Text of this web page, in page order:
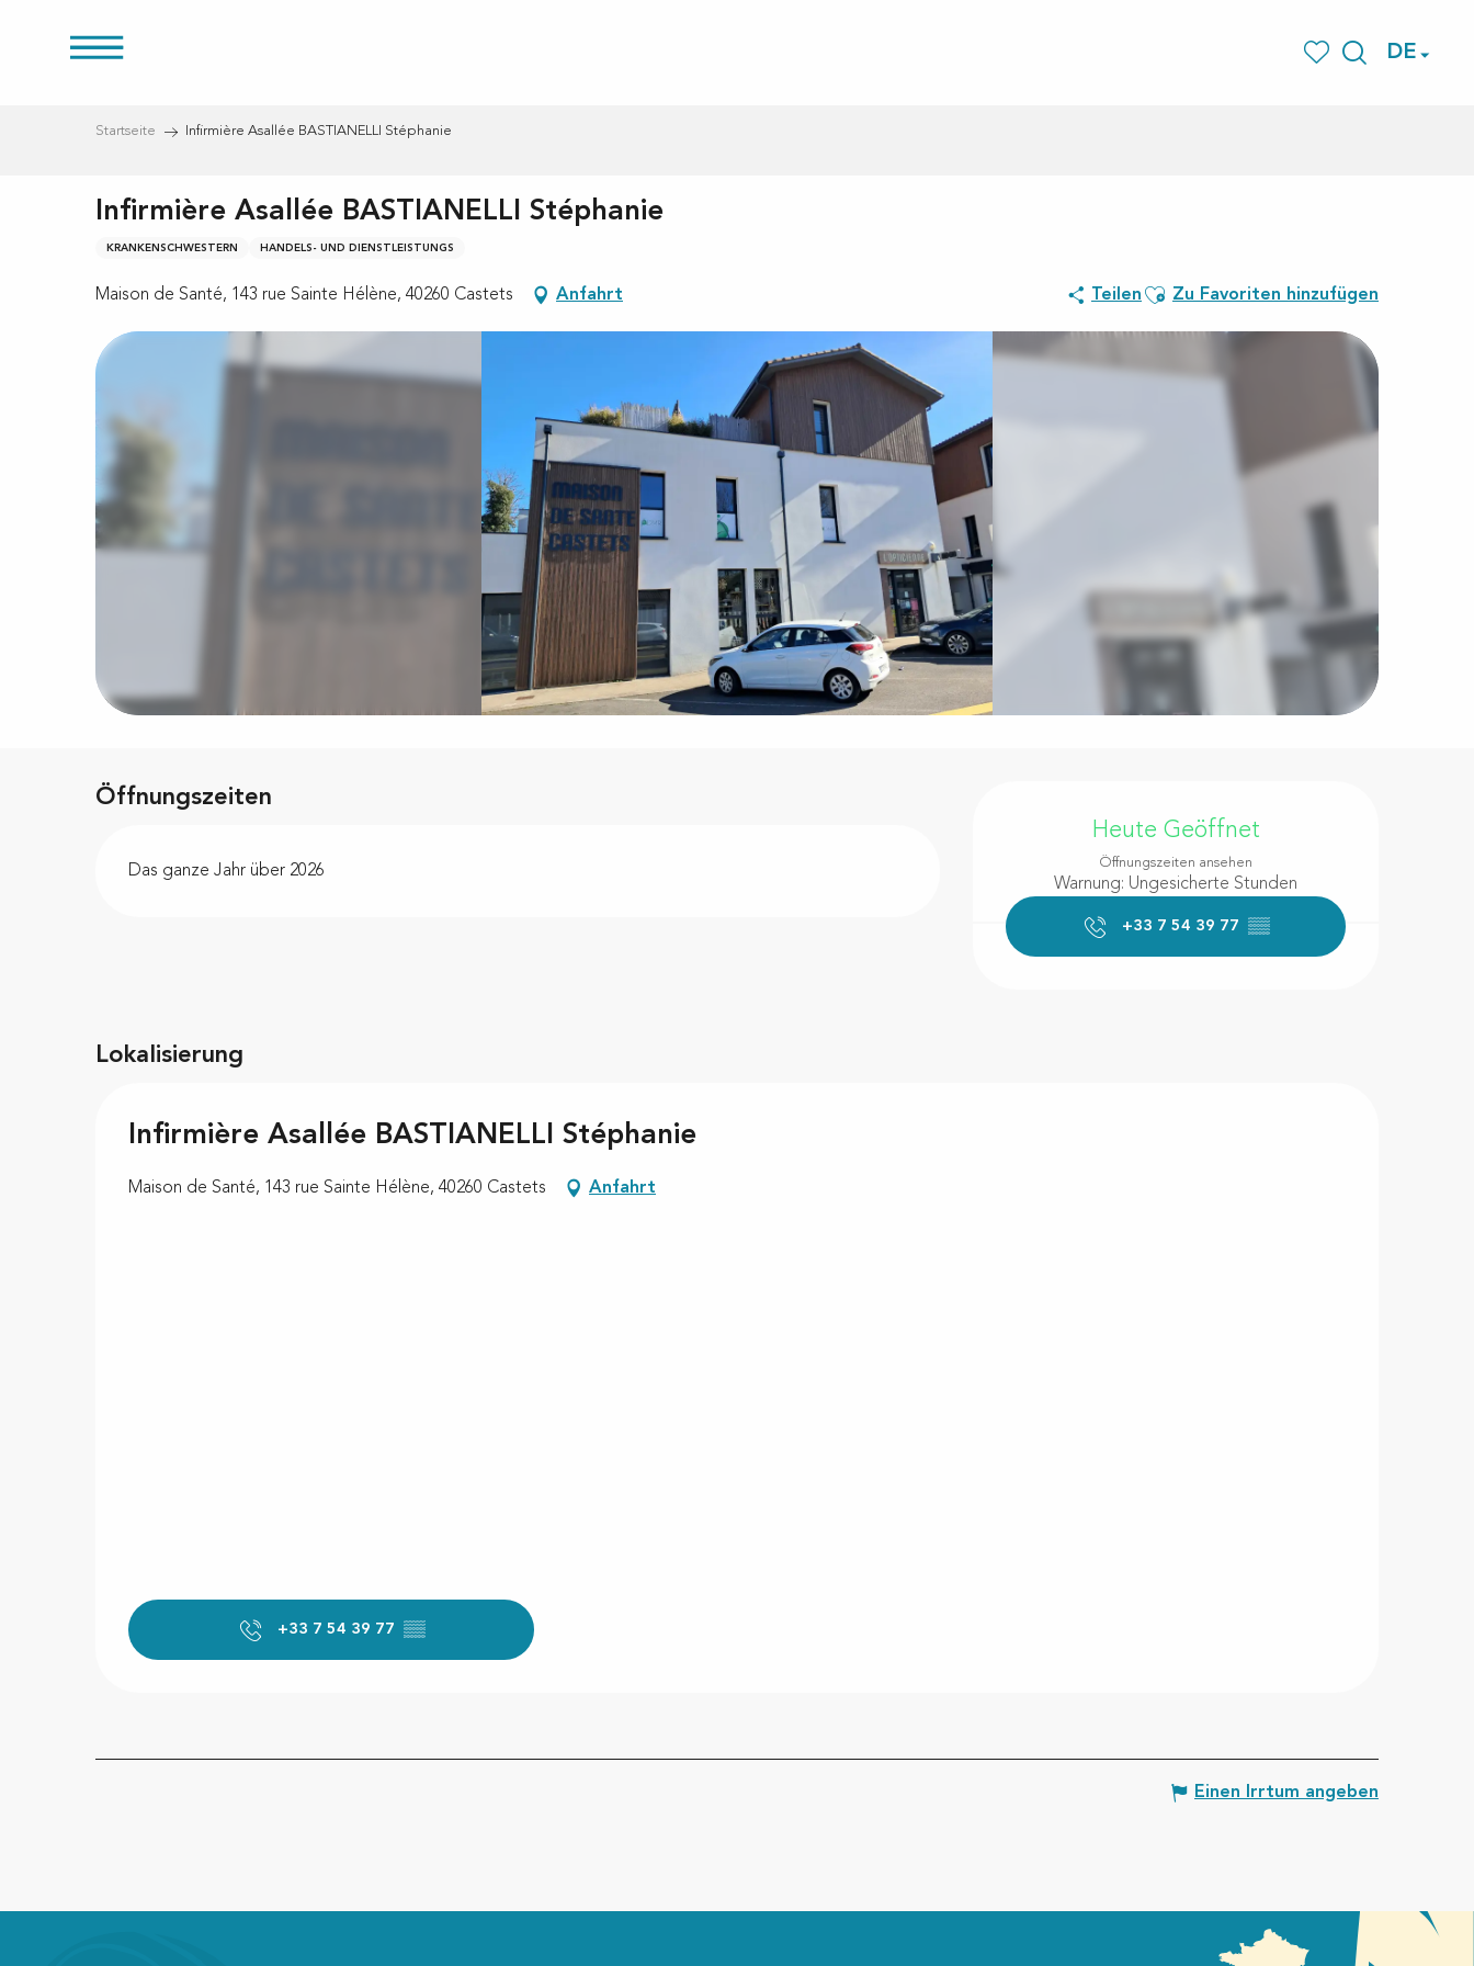
DE
Startseite Infirmière Asallée BASTIANELLI Stéphanie
Infirmière Asallée BASTIANELLI Stéphanie
KRANKENSCHWESTERN HANDELS- UND DIENSTLEISTUNGS
Maison de Santé, 143 rue Sainte Hélène, 40260 Castets Anfahrt Teilen Ajouter aux favoris
Zu Favoriten hinzufügen
Öffnungszeiten &
Heute Geöffnet
Öffnungszeiten ansehen
Warnung: Ungesicherte Stunden
+33 7 54 39 77 ▒▒
Öffnungszeiten
Das ganze Jahr über 2026
Lokalisierung
Infirmière Asallée BASTIANELLI Stéphanie
Maison de Santé, 143 rue Sainte Hélène, 40260 Castets Anfahrt
+33 7 54 39 77 ▒▒
Einen Irrtum angeben